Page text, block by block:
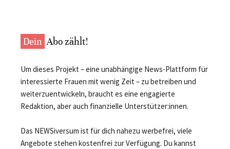
Dein Abo zählt!
Um dieses Projekt – eine unabhängige News-Plattform für
interessierte Frauen mit wenig Zeit – zu betreiben und
weiterzuentwickeln, braucht es eine engagierte
Redaktion, aber auch finanzielle Unterstützer:innen.
Das NEWSiversum ist für dich nahezu werbefrei, viele
Angebote stehen kostenfrei zur Verfügung. Du kannst